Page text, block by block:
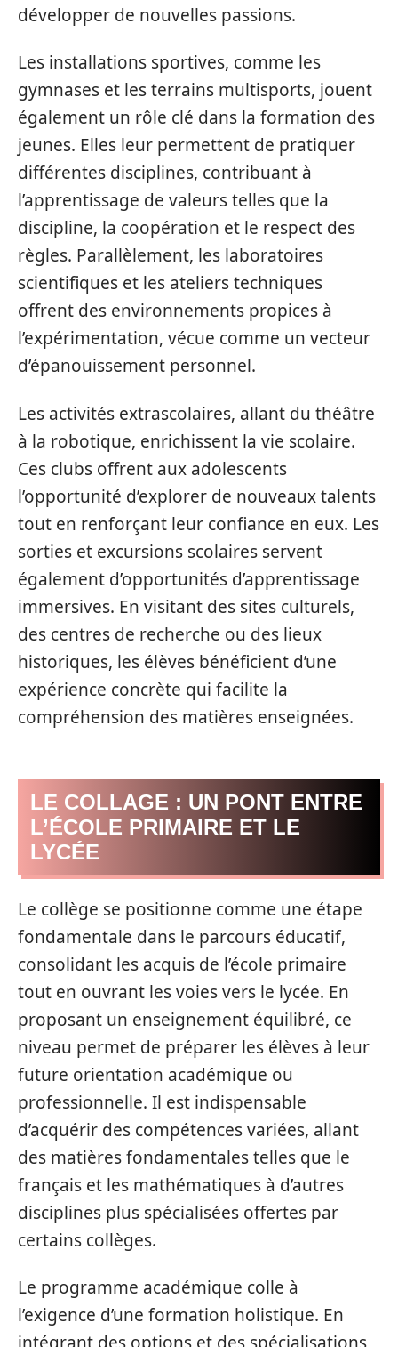
développer de nouvelles passions.
Les installations sportives, comme les
gymnases et les terrains multisports, jouent
également un rôle clé dans la formation des
jeunes. Elles leur permettent de pratiquer
différentes disciplines, contribuant à
l’apprentissage de valeurs telles que la
discipline, la coopération et le respect des
règles. Parallèlement, les laboratoires
scientifiques et les ateliers techniques
offrent des environnements propices à
l’expérimentation, vécue comme un vecteur
d’épanouissement personnel.
Les activités extrascolaires, allant du théâtre
à la robotique, enrichissent la vie scolaire.
Ces clubs offrent aux adolescents
l’opportunité d’explorer de nouveaux talents
tout en renforçant leur confiance en eux. Les
sorties et excursions scolaires servent
également d’opportunités d’apprentissage
immersives. En visitant des sites culturels,
des centres de recherche ou des lieux
historiques, les élèves bénéficient d’une
expérience concrète qui facilite la
compréhension des matières enseignées.
LE COLLAGE : UN PONT ENTRE
L’ÉCOLE PRIMAIRE ET LE
LYCÉE
Le collège se positionne comme une étape
fondamentale dans le parcours éducatif,
consolidant les acquis de l’école primaire
tout en ouvrant les voies vers le lycée. En
proposant un enseignement équilibré, ce
niveau permet de préparer les élèves à leur
future orientation académique ou
professionnelle. Il est indispensable
d’acquérir des compétences variées, allant
des matières fondamentales telles que le
français et les mathématiques à d’autres
disciplines plus spécialisées offertes par
certains collèges.
Le programme académique colle à
l’exigence d’une formation holistique. En